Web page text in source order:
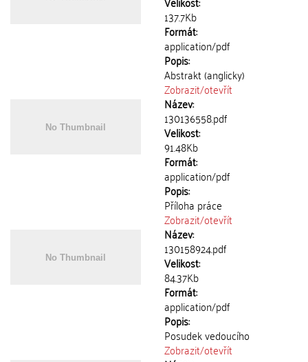
137.7Kb
Formát:
application/pdf
Popis:
Abstrakt (anglicky)
Zobrazit/otevřít
Název:
130136558.pdf
Velikost:
91.48Kb
Formát:
application/pdf
Popis:
Příloha práce
Zobrazit/otevřít
Název:
130158924.pdf
Velikost:
84.37Kb
Formát:
application/pdf
Popis:
Posudek vedoucího
Zobrazit/otevřít